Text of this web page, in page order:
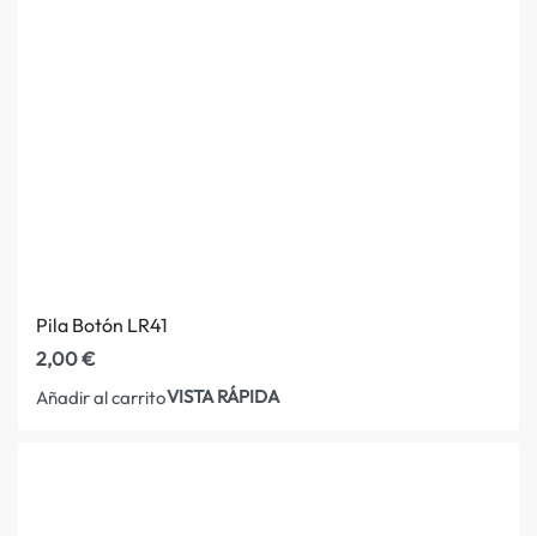
Pila Botón LR41
2,00€
Añadir al carritoVISTA RÁPIDA